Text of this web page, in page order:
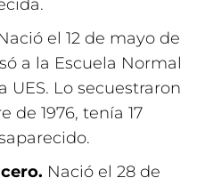
el 12 de mayo de
a la Escuela Normal
UES. Lo secuestraron
de 1976, tenía 17
Nació el 28 de